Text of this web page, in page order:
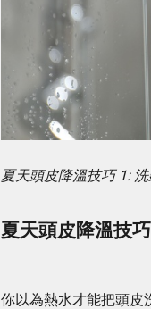
夏天頭皮降溫技巧 1:
夏天頭皮降溫技
你以為熱水才能把頭皮